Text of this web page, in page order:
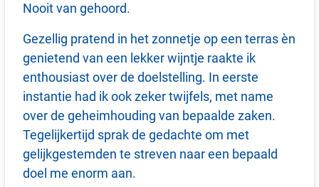
Nooit van gehoord.
Gezellig pratend in het zonnetje op een terras èn
genietend van een lekker wijntje raakte ik
enthousiast over de doelstelling. In eerste
instantie had ik ook zeker twijfels, met name
over de geheimhouding van bepaalde zaken.
Tegelijkertijd sprak de gedachte om met
gelijkgestemden te streven naar een bepaald
doel me enorm aan.